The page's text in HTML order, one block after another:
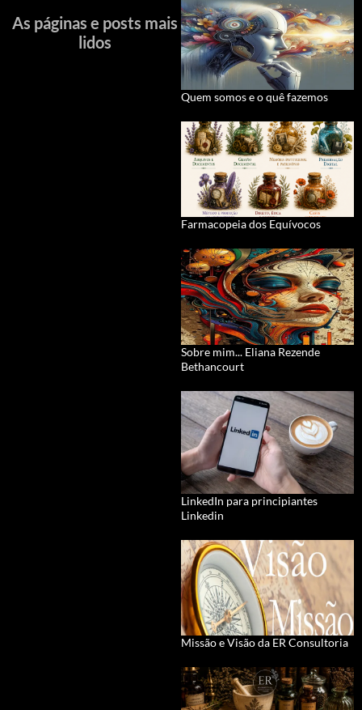
As páginas e posts mais
lidos
Quem somos e o quê fazemos
Farmacopeia dos Equívocos
Sobre mim... Eliana Rezende
Bethancourt
LinkedIn para principiantes
Linkedin
Missão e Visão da ER Consultoria